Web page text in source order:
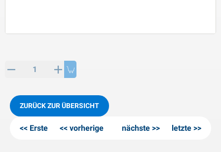
KO Artikel
ZURÜCK ZUR ÜBERSICHT
Erste vorherige nächste letzte